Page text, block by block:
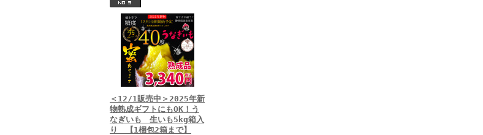
＜12/1販売中＞2025年新
物熟成ギフトにもOK！う
なぎいも 生いも5kg箱入
り 【1梱包2箱まで】